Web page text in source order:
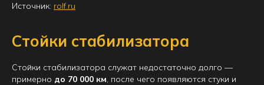
Источник: rolf.ru
Стойки стабилизатора
Стойки стабилизатора служат недостаточно долго —
примерно до 70 000 км, после чего появляются стуки и